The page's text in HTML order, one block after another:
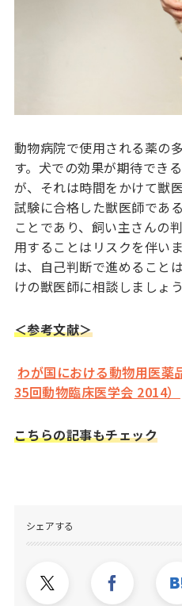
動物病院で使用される薬の
す。犬での効果が期待でき
が、それは時間をかけて獣
試験に合格した獣医師であ
ことであり、飼い主さんの
用することはリスクを伴い
は、自己判断で進めること
けの獣医師に相談しましょう
＜参考文献＞
わが国における動物用医薬
35回動物臨床医学会 2014）
こちらの記事もチェック
シェアする